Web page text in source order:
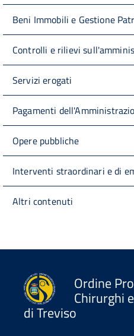
Beni Immobili e Gestione
Controlli e rilievi
Servizi erogati
Pagamenti
Opere pubbliche
Interventi straordinari e di
Altri contenuti
Ordine
Chirurghi
di Treviso